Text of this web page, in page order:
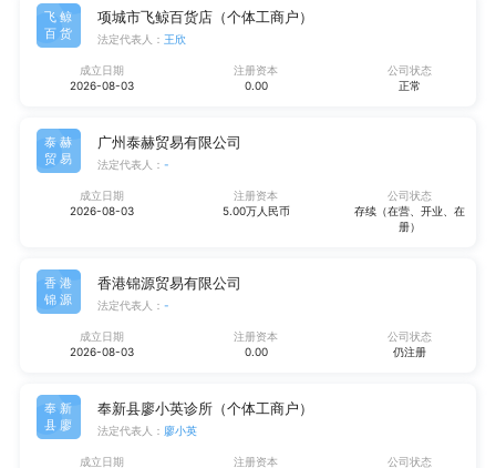
飞鲸
百货
项城市飞鲸百货店（个体工商户）
法定代表人： 王欣
成立日期
2026-08-03
注册资本
0.00
公司状态
正常
泰赫
贸易
广州泰赫贸易有限公司
法定代表人： -
成立日期
2026-08-03
注册资本
5.00万人民币
公司状态
存续（在营、开业、在
册）
香港
锦源
香港锦源贸易有限公司
法定代表人： -
成立日期
2026-08-03
注册资本
0.00
公司状态
仍注册
奉新
县廖
奉新县廖小英诊所（个体工商户）
法定代表人： 廖小英
成立日期
注册资本
公司状态